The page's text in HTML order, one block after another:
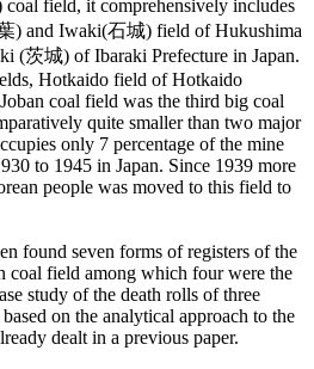
field, it comprehensively includes
) and Iwaki(石城) field of Hukushima
(茨城) of Ibaraki Prefecture in Japan.
Hotkaido field of Hotkaido
coal field was the third big coal
quite smaller than two major
only 7 percentage of the mine
to 1945 in Japan. Since 1939 more
people was moved to this field to
found seven forms of registers of the
coal field among which four were the
study of the death rolls of three
on the analytical approach to the
dealt in a previous paper.